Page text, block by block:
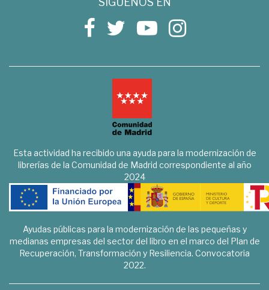
Esta actividad ha recibido una ayuda para la modernización de
librerías de la Comunidad de Madrid correspondiente al año
2024
Ayudas públicas para la modernización de las pequeñas y
medianas empresas del sector del libro en el marco del Plan de
Recuperación, Transformación y Resiliencia. Convocatoria
2022.